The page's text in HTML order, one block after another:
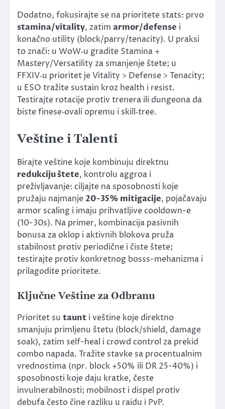
Dodatno, fokusirajte se na prioritete stats: prvo
stamina/vitality, zatim armor/defense i
konačno utility (block/parry/tenacity). U praksi
to znači: u WoW‑u gradite Stamina +
Mastery/Versatility za smanjenje štete; u
FFXIV‑u prioritet je Vitality > Defense > Tenacity;
u ESO tražite sustain kroz health i resist.
Testirajte rotacije protiv trenera ili dungeona da
biste finese‑ovali opremu i skill‑tree.
Veštine i Talenti
Birajte veštine koje kombinuju direktnu
redukciju štete, kontrolu aggroa i
preživljavanje: ciljajte na sposobnosti koje
pružaju najmanje20-35% mitigacije, pojačavaju
armor scaling i imaju prihvatljive cooldown-e
(10-30s). Na primer, kombinacija pasivnih
bonusa za oklop i aktivnih blokova pruža
stabilnost protiv periodične i čiste štete;
testirajte protiv konkretnog bosss-mehanizma i
prilagodite prioritete.
Ključne Veštine za Odbranu
Prioritet su taunt i veštine koje direktno
smanjuju primljenu štetu (block/shield, damage
soak), zatim self-heal i crowd control za prekid
combo napada. Tražite stavke sa procentualnim
vrednostima (npr. block +50% ili DR 25-40%) i
sposobnosti koje daju kratke, česte
invulnerabilnosti; mobilnost i dispel protiv
debufa često čine razliku u raidu i PvP.